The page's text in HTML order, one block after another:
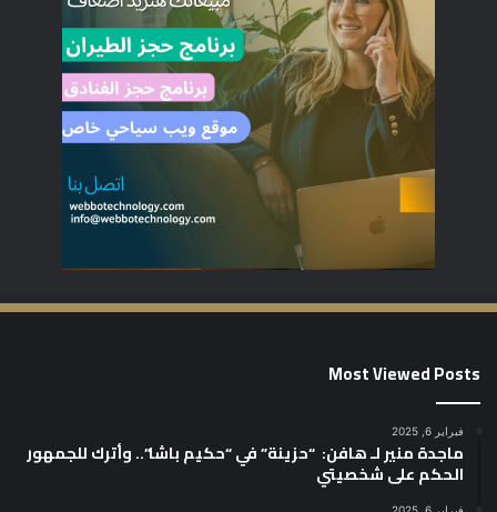
Most Viewed Posts
فبراير 6, 2025
ماجدة منير لـ هافن: “حزينة” في “حكيم باشا”.. وأترك للجمهور
الحكم على شخصيتي